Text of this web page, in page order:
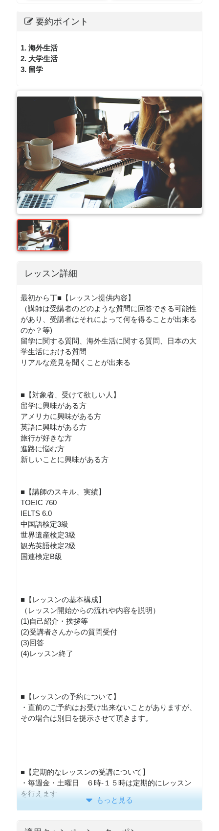
要約ポイント
1. 海外生活
2. 大学生活
3. 留学
レッスン詳細
最初から丁■【レッスン提供内容】
（講師は受講者のどのような質問に回答できる可能性
があり、受講者はそれによって何を得ることが出来る
のか？等)
留学に関する質問、海外生活に関する質問、日本の大
学生活における質問
リアルな意見を聞くことが出来る
■【対象者、受けて欲しい人】
留学に興味がある方
アメリカに興味がある方
英語に興味がある方
旅行が好きな方
進路に悩む方
新しいことに興味がある方
■【講師のスキル、実績】
TOEIC 760
IELTS 6.0
中国語検定3級
世界遺産検定3級
観光英語検定2級
国連検定B級
■【レッスンの基本構成】
（レッスン開始からの流れや内容を説明）
(1)自己紹介・挨拶等
(2)受講者さんからの質問受付
(3)回答
(4)レッスン終了
■【レッスンの予約について】
・直前のご予約はお受け出来ないことがありますが、
その場合は別日を提示させて頂きます。
■【定期的なレッスンの受講について】
・毎週金・土曜日 ６時-１５時は定期的にレッスン
を行えます
もっと見る